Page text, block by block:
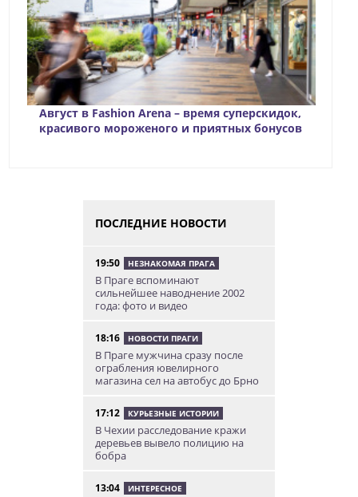
Август в Fashion Arena – время суперскидок,
красивого мороженого и приятных бонусов
ПОСЛЕДНИЕ НОВОСТИ
19:50 НЕЗНАКОМАЯ ПРАГА
В Праге вспоминают
сильнейшее наводнение 2002
года: фото и видео
18:16 НОВОСТИ ПРАГИ
В Праге мужчина сразу после
ограбления ювелирного
магазина сел на автобус до Брно
17:12 КУРЬЕЗНЫЕ ИСТОРИИ
В Чехии расследование кражи
деревьев вывело полицию на
бобра
13:04 ИНТЕРЕСНОЕ